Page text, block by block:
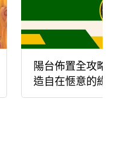
陽台佈置全攻略
造自在愜意的綠